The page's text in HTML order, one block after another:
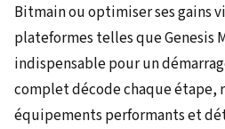
Bitmain ou optimiser ses gains
plateformes telles que Genesis
indispensable pour un
complet décode chaque étape,
équipements performants et